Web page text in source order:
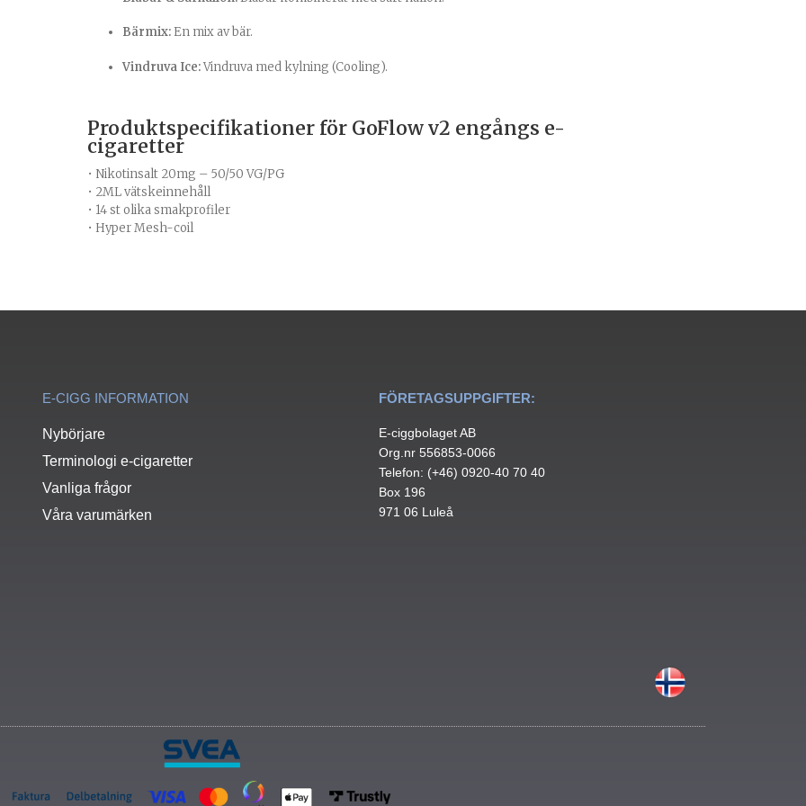
Bärmix:En mix av bär.
Vindruva Ice:Vindruva med kylning (Cooling).
Produktspecifikationer för GoFlow v2 engångs e-
cigaretter
• Nikotinsalt 20mg – 50/50 VG/PG
• 2ML vätskeinnehåll
• 14 st olika smakprofiler
• Hyper Mesh-coil
E-CIGG INFORMATION
Nybörjare
Terminologi e-cigaretter
Vanliga frågor
Våra varumärken
FÖRETAGSUPPGIFTER:
E-ciggbolaget AB
Org.nr 556853-0066
Telefon: (+46) 0920-40 70 40
Box 196
971 06 Luleå